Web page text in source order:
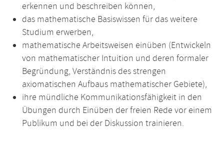
erkennen und beschreiben können,
das mathematische Basiswissen für das weitere
Studium erwerben,
mathematische Arbeitsweisen einüben (Entwickeln
von mathematischer Intuition und deren formaler
Begründung, Verständnis des strengen
axiomatischen Aufbaus mathematischer Gebiete),
ihre mündliche Kommunikationsfähigkeit in den
Übungen durch Einüben der freien Rede vor einem
Publikum und bei der Diskussion trainieren.